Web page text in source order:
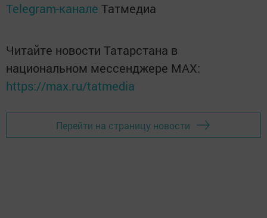
Telegram-канале Татмедиа
Читайте новости Татарстана в
национальном мессенджере MАХ:
https://max.ru/tatmedia
Перейти на страницу новости